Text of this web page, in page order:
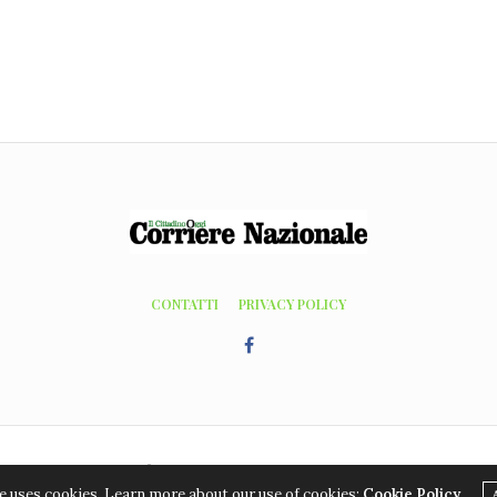
CONTATTI PRIVACY POLICY
- 2026, Editrice Grafic Coop. Tutti i diritti riservati. Hosting WordPress by